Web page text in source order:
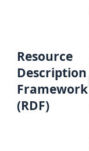
Resource
Description
Framework
(RDF)